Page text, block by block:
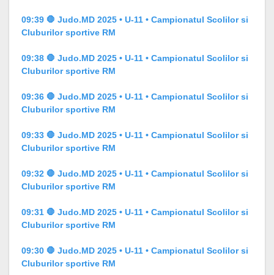
09:39 🛑 Judo.MD 2025 • U-11 • Campionatul Scolilor si
Cluburilor sportive RM
09:38 🛑 Judo.MD 2025 • U-11 • Campionatul Scolilor si
Cluburilor sportive RM
09:36 🛑 Judo.MD 2025 • U-11 • Campionatul Scolilor si
Cluburilor sportive RM
09:33 🛑 Judo.MD 2025 • U-11 • Campionatul Scolilor si
Cluburilor sportive RM
09:32 🛑 Judo.MD 2025 • U-11 • Campionatul Scolilor si
Cluburilor sportive RM
09:31 🛑 Judo.MD 2025 • U-11 • Campionatul Scolilor si
Cluburilor sportive RM
09:30 🛑 Judo.MD 2025 • U-11 • Campionatul Scolilor si
Cluburilor sportive RM